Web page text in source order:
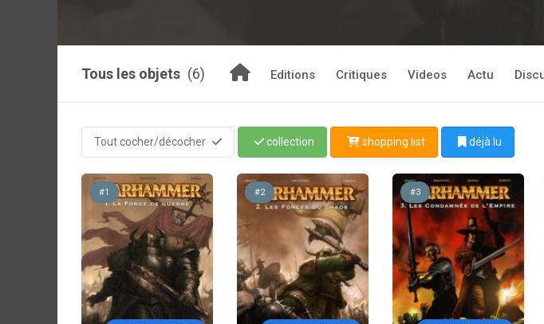
Tous les objets (6) Editions Critiques Videos Actu
Tout cocher/décocher collection shopping list déjà lu
#1 #2 #3